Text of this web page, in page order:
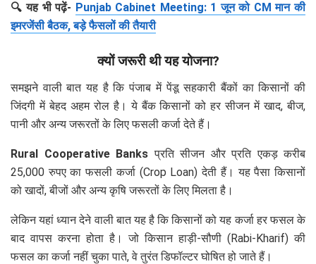
🔍 यह भी पढ़ें- Punjab Cabinet Meeting: 1 जून को CM मान की
इमरजेंसी बैठक, बड़े फैसलों की तैयारी
क्यों जरूरी थी यह योजना?
समझने वाली बात यह है कि पंजाब में पेंडू सहकारी बैंकों का किसानों की
जिंदगी में बेहद अहम रोल है। ये बैंक किसानों को हर सीजन में खाद, बीज,
पानी और अन्य जरूरतों के लिए फसली कर्जा देते हैं।
Rural Cooperative Banks प्रति सीजन और प्रति एकड़ करीब
25,000 रुपए का फसली कर्जा (Crop Loan) देती हैं। यह पैसा किसानों
को खादों, बीजों और अन्य कृषि जरूरतों के लिए मिलता है।
लेकिन यहां ध्यान देने वाली बात यह है कि किसानों को यह कर्जा हर फसल के
बाद वापस करना होता है। जो किसान हाड़ी-सौणी (Rabi-Kharif) की
फसल का कर्जा नहीं चुका पाते, वे तुरंत डिफॉल्टर घोषित हो जाते हैं।